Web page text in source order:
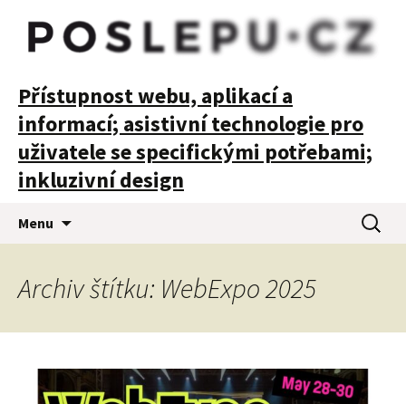
POSLEPU
Přístupnost webu, aplikací a
informací; asistivní technologie pro
uživatele se specifickými potřebami;
inkluzivní design
Menu
webu
Archiv štítku: WebExpo 2025